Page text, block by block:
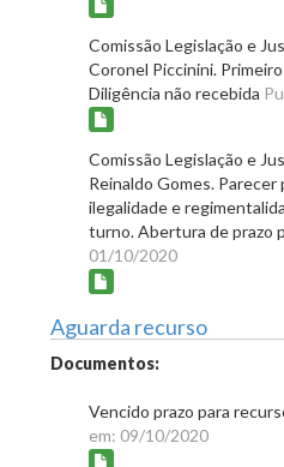
Comissão Legislação e
Coronel Piccinini.
Diligência não recebida
Comissão Legislação e
Reinaldo Gomes.
ilegalidade e
turno. Abertura de prazo
01/10/2020
Aguarda recurso
Documentos:
Vencido prazo para
em: 09/10/2020